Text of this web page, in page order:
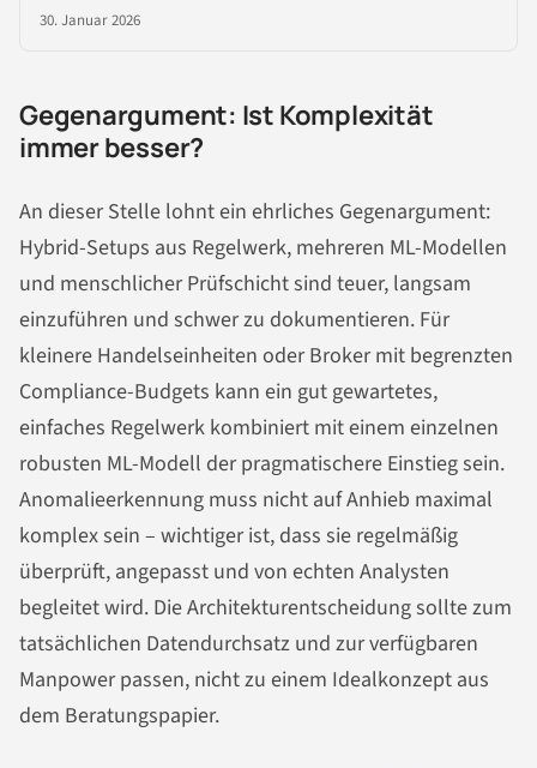
30. Januar 2026
Gegenargument: Ist Komplexität
immer besser?
An dieser Stelle lohnt ein ehrliches Gegenargument:
Hybrid-Setups aus Regelwerk, mehreren ML-Modellen
und menschlicher Prüfschicht sind teuer, langsam
einzuführen und schwer zu dokumentieren. Für
kleinere Handelseinheiten oder Broker mit begrenzten
Compliance-Budgets kann ein gut gewartetes,
einfaches Regelwerk kombiniert mit einem einzelnen
robusten ML-Modell der pragmatischere Einstieg sein.
Anomalieerkennung muss nicht auf Anhieb maximal
komplex sein – wichtiger ist, dass sie regelmäßig
überprüft, angepasst und von echten Analysten
begleitet wird. Die Architekturentscheidung sollte zum
tatsächlichen Datendurchsatz und zur verfügbaren
Manpower passen, nicht zu einem Idealkonzept aus
dem Beratungspapier.